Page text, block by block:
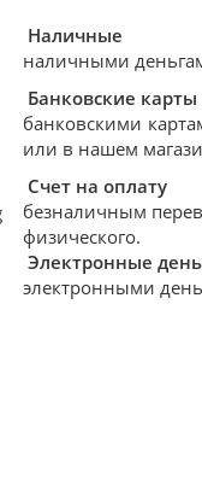
Наличные
наличными
Банковские карты
банковскими
или в нашем
Счет на оплату
безналичным
физического.
Электронные
электронными